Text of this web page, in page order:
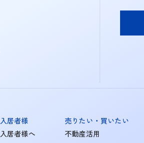
入居者様
入居者様へ
売りたい・買いたい
不動産活用